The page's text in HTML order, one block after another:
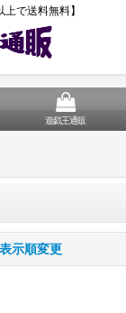
で送料無料】
遊戯王通販
表示順変更